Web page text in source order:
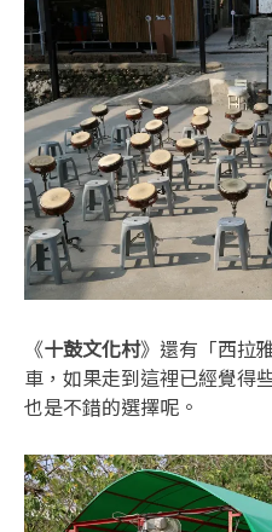
《十鼓文化村》還有「西拉
車，如果走到這裡已經覺得
也是不錯的選擇呢。